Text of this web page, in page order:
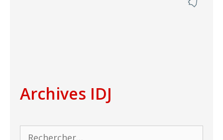
Archives IDJ
Rechercher :